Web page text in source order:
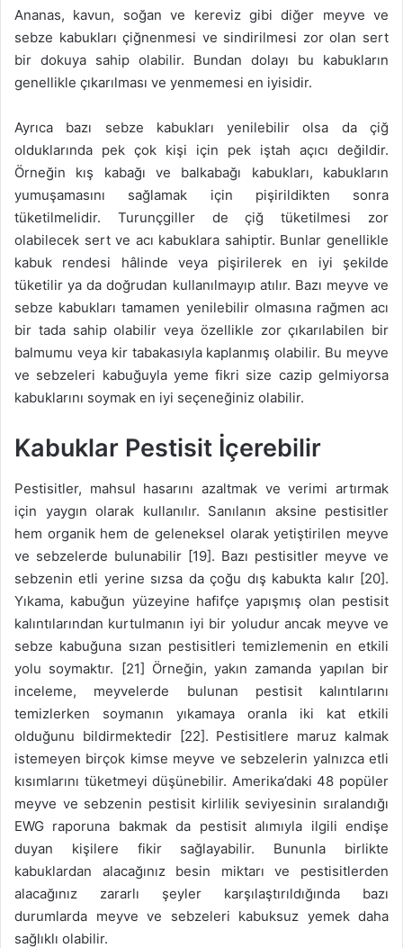
Ananas, kavun, soğan ve kereviz gibi diğer meyve ve
sebze kabukları çiğnenmesi ve sindirilmesi zor olan sert
bir dokuya sahip olabilir. Bundan dolayı bu kabukların
genellikle çıkarılması ve yenmemesi en iyisidir.
Ayrıca bazı sebze kabukları yenilebilir olsa da çiğ
olduklarında pek çok kişi için pek iştah açıcı değildir.
Örneğin kış kabağı ve balkabağı kabukları, kabukların
yumuşamasını sağlamak için pişirildikten sonra
tüketilmelidir. Turunçgiller de çiğ tüketilmesi zor
olabilecek sert ve acı kabuklara sahiptir. Bunlar genellikle
kabuk rendesi hâlinde veya pişirilerek en iyi şekilde
tüketilir ya da doğrudan kullanılmayıp atılır. Bazı meyve ve
sebze kabukları tamamen yenilebilir olmasına rağmen acı
bir tada sahip olabilir veya özellikle zor çıkarılabilen bir
balmumu veya kir tabakasıyla kaplanmış olabilir. Bu meyve
ve sebzeleri kabuğuyla yeme fikri size cazip gelmiyorsa
kabuklarını soymak en iyi seçeneğiniz olabilir.
Kabuklar Pestisit İçerebilir
Pestisitler, mahsul hasarını azaltmak ve verimi artırmak
için yaygın olarak kullanılır. Sanılanın aksine pestisitler
hem organik hem de geleneksel olarak yetiştirilen meyve
ve sebzelerde bulunabilir [19]. Bazı pestisitler meyve ve
sebzenin etli yerine sızsa da çoğu dış kabukta kalır [20].
Yıkama, kabuğun yüzeyine hafifçe yapışmış olan pestisit
kalıntılarından kurtulmanın iyi bir yoludur ancak meyve ve
sebze kabuğuna sızan pestisitleri temizlemenin en etkili
yolu soymaktır. [21] Örneğin, yakın zamanda yapılan bir
inceleme, meyvelerde bulunan pestisit kalıntılarını
temizlerken soymanın yıkamaya oranla iki kat etkili
olduğunu bildirmektedir [22]. Pestisitlere maruz kalmak
istemeyen birçok kimse meyve ve sebzelerin yalnızca etli
kısımlarını tüketmeyi düşünebilir. Amerika’daki 48 popüler
meyve ve sebzenin pestisit kirlilik seviyesinin sıralandığı
EWG raporuna bakmak da pestisit alımıyla ilgili endişe
duyan kişilere fikir sağlayabilir. Bununla birlikte
kabuklardan alacağınız besin miktarı ve pestisitlerden
alacağınız zararlı şeyler karşılaştırıldığında bazı
durumlarda meyve ve sebzeleri kabuksuz yemek daha
sağlıklı olabilir.